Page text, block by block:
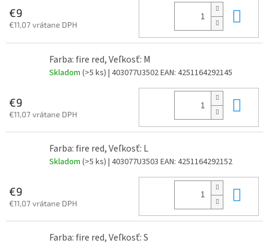
€9
€11,07 vrátane DPH
Farba: fire red, Veľkosť: M
Skladom (>5 ks) | 403077U3502EAN: 4251164292145
€9
€11,07 vrátane DPH
Farba: fire red, Veľkosť: L
Skladom (>5 ks) | 403077U3503 EAN: 4251164292152
€9
€11,07 vrátane DPH
Farba: fire red, Veľkosť: S